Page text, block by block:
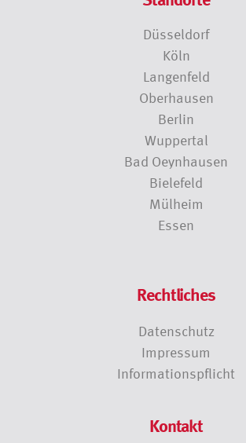
Düsseldorf
Köln
Langenfeld
Oberhausen
Berlin
Wuppertal
Bad Oeynhausen
Bielefeld
Mülheim
Essen
Rechtliches
Datenschutz
Impressum
Informationspflicht
Kontakt